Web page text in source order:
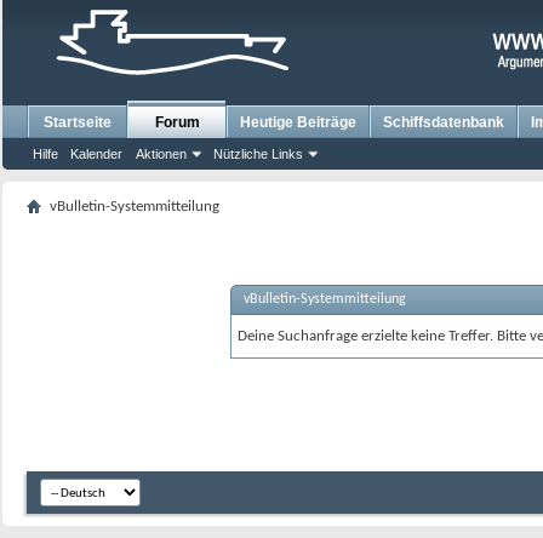
Startseite Forum
Hilfe Kalender Aktionen Nützliche Links
Heutige Beiträge Schiffsdatenbank
vBulletin-Systemmitteilung
vBulletin-Systemmitteilung
Deine Suchanfrage erzielte keine Treffer. Bitte